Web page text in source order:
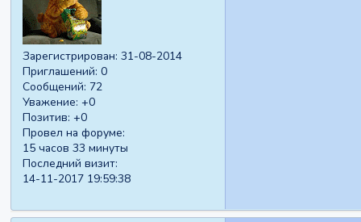
Зарегистрирован: 31-08-2014
Приглашений: 0
Сообщений: 72
Уважение: +0
Позитив: +0
Провел на форуме:
15 часов 33 минуты
Последний визит:
14-11-2017 19:59:38